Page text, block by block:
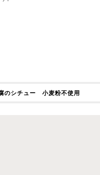
のシチュー 小麦粉不使用